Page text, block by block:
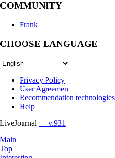
COMMUNITY
Frank
CHOOSE LANGUAGE
Privacy Policy
User Agreement
Recommendation technologies
Help
LiveJournal — v.931
Main
Top